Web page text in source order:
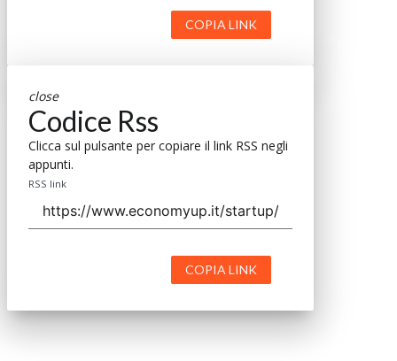
COPIA LINK
close
Codice Rss
Clicca sul pulsante per copiare il link RSS negli
appunti.
RSS link
COPIA LINK